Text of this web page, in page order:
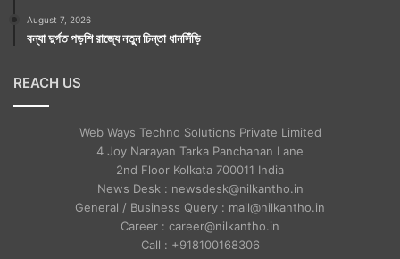
August 7, 2026
বন্যা দুর্গত পড়শি রাজ্যে নতুন চিন্তা ধানসিঁড়ি
REACH US
Web Ways Techno Solutions Private Limited
4 Joy Narayan Tarka Panchanan Lane
2nd Floor Kolkata 700011 India
News Desk : newsdesk@nilkantho.in
General / Business Query : mail@nilkantho.in
Career : career@nilkantho.in
Call : +918100168306